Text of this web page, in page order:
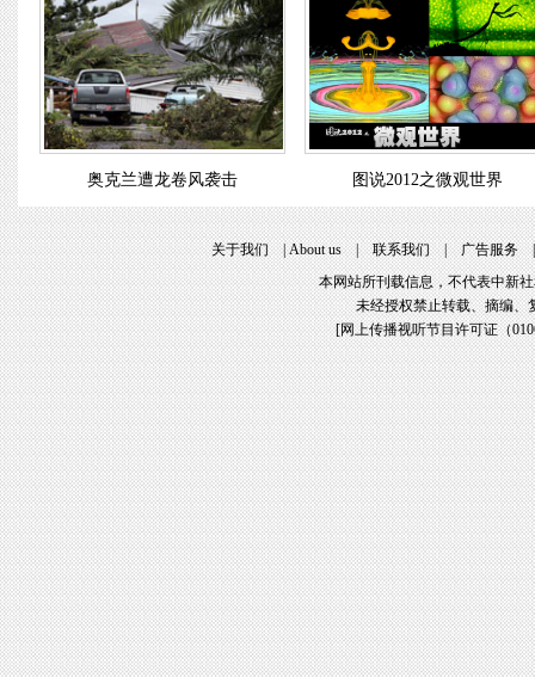
奥克兰遭龙卷风袭击 图说2012之微观世界
关于我们|About us|联系我们|广告服务
本网站所刊载信息，不代表中新
未经授权禁止转载、摘编、
[网上传播视听节目许可证（